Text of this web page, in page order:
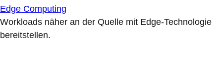
Edge Computing
Workloads näher an der Quelle mit Edge-Technologie
bereitstellen.